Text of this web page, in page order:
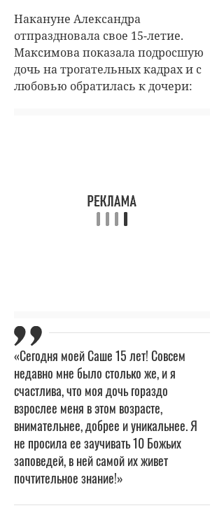
Накануне Александра
отпраздновала свое 15-летие.
Максимова показала подросшую
дочь на трогательных кадрах и с
любовью обратилась к дочери:
«Сегодня моей Саше 15 лет! Совсем
недавно мне было столько же, и я
счастлива, что моя дочь гораздо
взрослее меня в этом возрасте,
внимательнее, добрее и уникальнее. Я
не просила ее заучивать 10 Божьих
заповедей, в ней самой их живет
почтительное знание!»